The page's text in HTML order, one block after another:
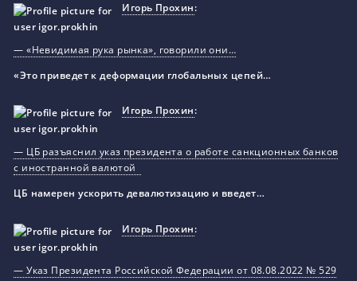
Игорь Прохин:
— «Невидимая рука рынка», говорили они…
«Это приведет к деформации глобальных цепей…
Игорь Прохин:
— ЦБ разъяснил указ президента о работе санкционных банков
с иностранной валютой
ЦБ намерен ускорить девалютизацию и введет…
Игорь Прохин:
— Указ Президента Российской Федерации от 08.08.2022 № 529